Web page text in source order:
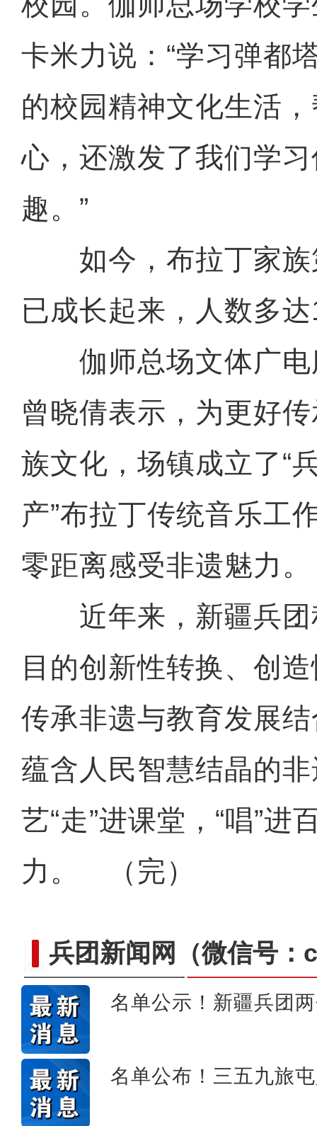
卡米力说：“学习弹都
的校园精神文化生活
心，还激发了我们学
趣。”
如今，布拉丁家族
已成长起来，人数多
伽师总场文体广电
曾晓倩表示，为更好
族文化，场镇成立了“
产”布拉丁传统音乐工
零距离感受非遗魅力。
近年来，新疆兵团
目的创新性转换、创
传承非遗与教育发展
蕴含人民智慧结晶的
艺“走”进课堂，“唱”进
力。 （完）
兵团新闻网 （微信号
名单公示！新疆兵团
名单公布！三五九旅